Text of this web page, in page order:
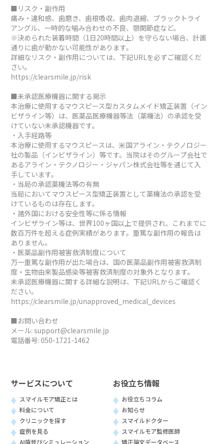
■リスク・副作用
痛み・違和感、歯磨き、歯根吸収、歯肉退縮、ブラックトライ
アングル、一時的な噛み合わせの不良、顎関節症など。
※決められた装着時間（1日20時間以上）を守らない場合、計画
通りに歯が動かない可能性があります。
詳細なリスク・副作用については、下記URLを必ずご確認くだ
さい。
https://clearsmile.jp/risk
■未承認医療機器に関する掲示
本治療に使用するマウスピース型カスタムメイド矯正装置（イン
ビザライン等）は、医薬品医療機器等法（薬機法）の承認を受
けていない未承認機器です。
・入手経路等
本治療に使用するマウスピースは、米国アライン・テクノロジー
社の製品（インビザライン）等です。当院はそのグループ会社で
あるアライン・テクノロジー・ジャパン株式会社等を通じて入
手しています。
・当局の承認薬機法等の有無
当局においてマウスピース型矯正装置として薬機法の承認を受
けているものは存在します。
・諸外国における安全性等に係る情報
インビザライン等は、世界100ヶ国以上で提供され、これまでに
数百万件を超える症例実績があります。重篤な副作用の報告は
ありません。
・医薬品副作用被害救済制度について
万一重篤な副作用が出た場合は、国の医薬品副作用被害救済制
度・生物由来製品感染等被害救済制度の対象外となります。
未承認医療機器に関する詳細な説明は、下記URLからご確認く
ださい。
https://clearsmile.jp/unapproved_medical_devices
■お問い合わせ
メール: support@clearsmile.jp
電話番号: 050-1721-1462
サービスについて
スマイルモア矯正とは
料金について
クリニックを探す
症例を見る
AI歯並びシミュレーション
お役立ち情報
お役立ちコラム
お知らせ
スマイルドクター
スマイルモア監修医師
矯正論文データベース